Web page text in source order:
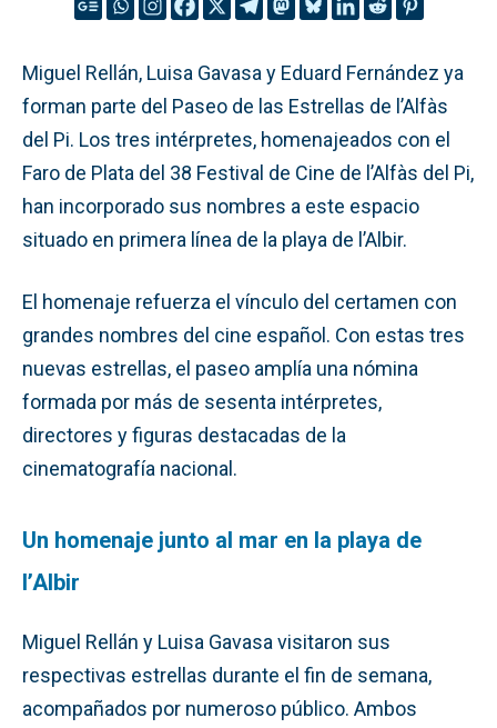
Miguel Rellán, Luisa Gavasa y Eduard Fernández ya
forman parte del Paseo de las Estrellas de l’Alfàs
del Pi. Los tres intérpretes, homenajeados con el
Faro de Plata del 38 Festival de Cine de l’Alfàs del Pi,
han incorporado sus nombres a este espacio
situado en primera línea de la playa de l’Albir.
El homenaje refuerza el vínculo del certamen con
grandes nombres del cine español. Con estas tres
nuevas estrellas, el paseo amplía una nómina
formada por más de sesenta intérpretes,
directores y figuras destacadas de la
cinematografía nacional.
Un homenaje junto al mar en la playa de
l’Albir
Miguel Rellán y Luisa Gavasa visitaron sus
respectivas estrellas durante el fin de semana,
acompañados por numeroso público. Ambos